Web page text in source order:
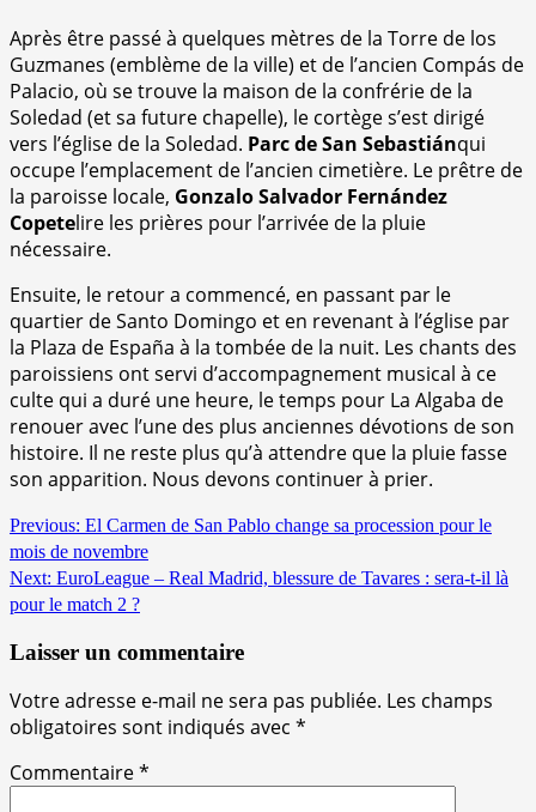
Après être passé à quelques mètres de la Torre de los
Guzmanes (emblème de la ville) et de l’ancien Compás de
Palacio, où se trouve la maison de la confrérie de la
Soledad (et sa future chapelle), le cortège s’est dirigé
vers l’église de la Soledad. Parc de San Sebastiánqui
occupe l’emplacement de l’ancien cimetière. Le prêtre de
la paroisse locale, Gonzalo Salvador Fernández
Copetelire les prières pour l’arrivée de la pluie
nécessaire.
Ensuite, le retour a commencé, en passant par le
quartier de Santo Domingo et en revenant à l’église par
la Plaza de España à la tombée de la nuit. Les chants des
paroissiens ont servi d’accompagnement musical à ce
culte qui a duré une heure, le temps pour La Algaba de
renouer avec l’une des plus anciennes dévotions de son
histoire. Il ne reste plus qu’à attendre que la pluie fasse
son apparition. Nous devons continuer à prier.
Continue
Reading
Previous: El Carmen de San Pablo change sa procession pour le
mois de novembre
Next: EuroLeague – Real Madrid, blessure de Tavares : sera-t-il là
pour le match 2 ?
Laisser un commentaire
Votre adresse e-mail ne sera pas publiée. Les champs
obligatoires sont indiqués avec *
Commentaire*